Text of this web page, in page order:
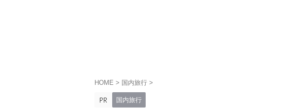
HOME > 国内旅行 >
国内旅行